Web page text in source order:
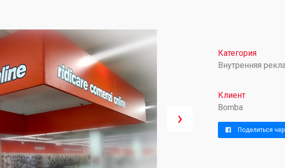
›
Категория
Внутренняя
Клиент
Bomba
Поделиться